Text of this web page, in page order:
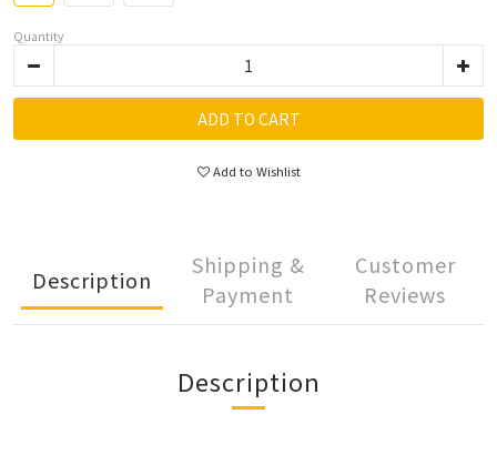
Quantity
ADD TO CART
Add to Wishlist
Description
Shipping &
Payment
Customer
Reviews
Description